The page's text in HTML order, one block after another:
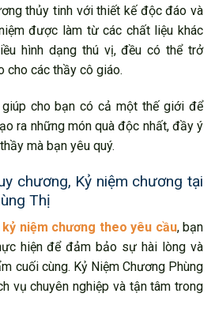
thủy tinh với thiết kế độc đáo và
được làm từ các chất liệu khác
hình dạng thú vị, đều có thể trở
cho các thầy cô giáo.
cho bạn có cả một thế giới để
ra những món quà độc nhất, đầy ý
mà bạn yêu quý.
chương, Kỷ niệm chương tại
Thị
niệm chương theo yêu cầu, bạn
hiện để đảm bảo sự hài lòng và
cuối cùng. Kỷ Niệm Chương Phùng
vụ chuyên nghiệp và tận tâm trong